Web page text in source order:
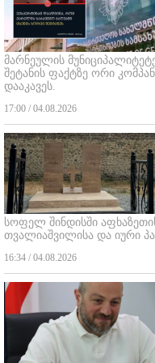
მარნეულის
შეტანის ფაქტზე ორი
დააკავეს.
17:00 / 04.08.2026
სოფელ შინდისში
თვალიაშვილისა და იური
16:34 / 04.08.2026